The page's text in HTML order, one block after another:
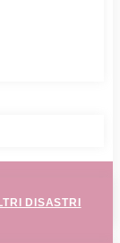
DISASTRI